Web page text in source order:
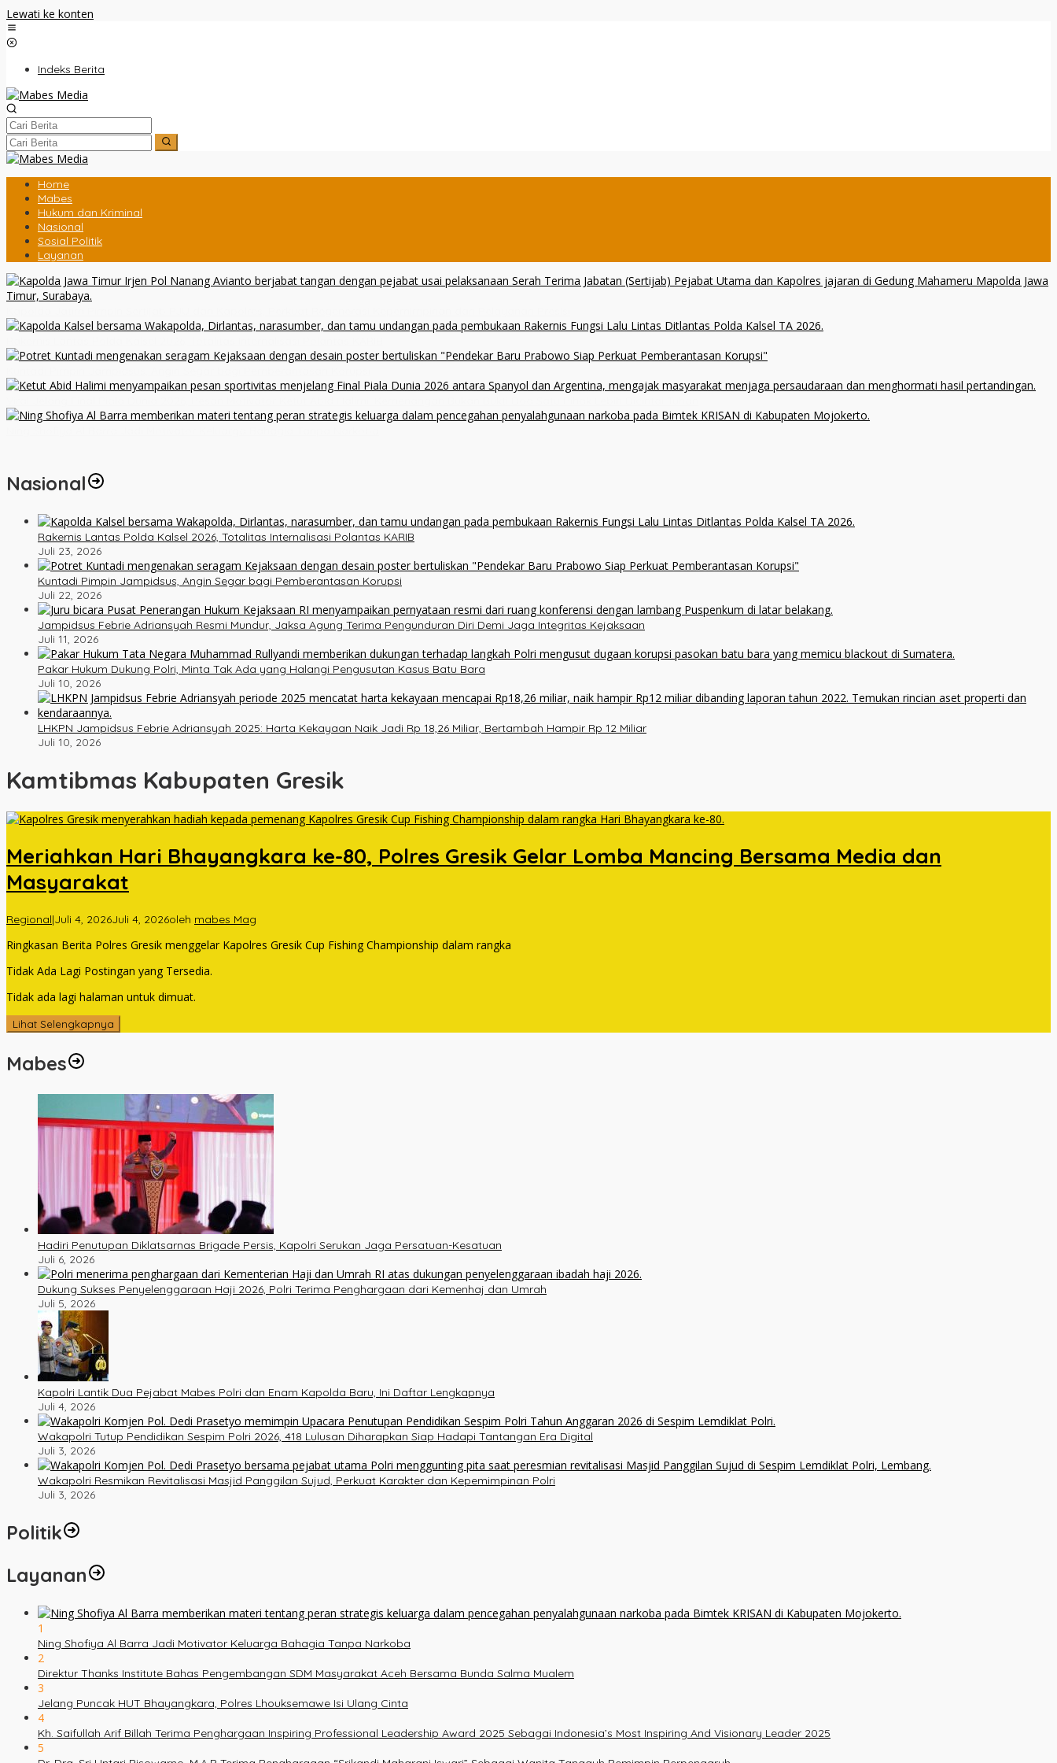
Lewati ke konten
Indeks Berita
Home
Mabes
Hukum dan Kriminal
Nasional
Sosial Politik
Layanan
Nasional
Rakernis Lantas Polda Kalsel 2026, Totalitas Internalisasi Polantas KARIB
Juli 23, 2026
Kuntadi Pimpin Jampidsus, Angin Segar bagi Pemberantasan Korupsi
Juli 22, 2026
Jampidsus Febrie Adriansyah Resmi Mundur, Jaksa Agung Terima Pengunduran Diri Demi Jaga Integritas Kejaksaan
Juli 11, 2026
Pakar Hukum Dukung Polri, Minta Tak Ada yang Halangi Pengusutan Kasus Batu Bara
Juli 10, 2026
LHKPN Jampidsus Febrie Adriansyah 2025: Harta Kekayaan Naik Jadi Rp 18,26 Miliar, Bertambah Hampir Rp 12 Miliar
Juli 10, 2026
Kamtibmas Kabupaten Gresik
Meriahkan Hari Bhayangkara ke-80, Polres Gresik Gelar Lomba Mancing Bersama Media dan
Masyarakat
Regional|Juli 4, 2026Juli 4, 2026oleh mabes Mag
Ringkasan Berita Polres Gresik menggelar Kapolres Gresik Cup Fishing Championship dalam rangka
Tidak Ada Lagi Postingan yang Tersedia.
Tidak ada lagi halaman untuk dimuat.
Lihat Selengkapnya
Mabes
Hadiri Penutupan Diklatsarnas Brigade Persis, Kapolri Serukan Jaga Persatuan-Kesatuan
Juli 6, 2026
Dukung Sukses Penyelenggaraan Haji 2026, Polri Terima Penghargaan dari Kemenhaj dan Umrah
Juli 5, 2026
Kapolri Lantik Dua Pejabat Mabes Polri dan Enam Kapolda Baru, Ini Daftar Lengkapnya
Juli 4, 2026
Wakapolri Tutup Pendidikan Sespim Polri 2026, 418 Lulusan Diharapkan Siap Hadapi Tantangan Era Digital
Juli 3, 2026
Wakapolri Resmikan Revitalisasi Masjid Panggilan Sujud, Perkuat Karakter dan Kepemimpinan Polri
Juli 3, 2026
Politik
Layanan
1
Ning Shofiya Al Barra Jadi Motivator Keluarga Bahagia Tanpa Narkoba
2
Direktur Thanks Institute Bahas Pengembangan SDM Masyarakat Aceh Bersama Bunda Salma Mualem
3
Jelang Puncak HUT Bhayangkara, Polres Lhouksemawe Isi Ulang Cinta
4
Kh. Saifullah Arif Billah Terima Penghargaan Inspiring Professional Leadership Award 2025 Sebagai Indonesia’s Most Inspiring And Visionary Leader 2025
5